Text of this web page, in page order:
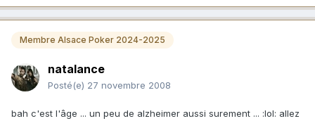
Membre Alsace Poker 2024-2025
natalance
Posté(e) 27 novembre 2008
bah c'est l'âge ... un peu de alzheimer aussi surement ... :lol: allez